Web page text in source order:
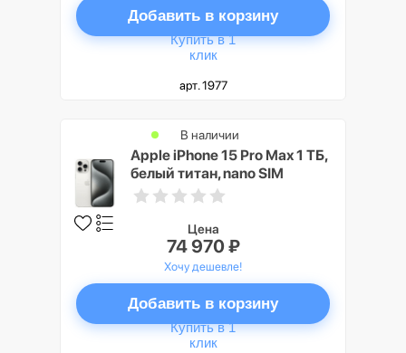
Добавить в корзину
Купить в 1
клик
арт. 1977
Apple iPhone 15 Pro Max 1 ТБ,
белый титан, nano SIM
В наличии
Цена
74 970 ₽
Хочу дешевле!
Добавить в корзину
Купить в 1
клик